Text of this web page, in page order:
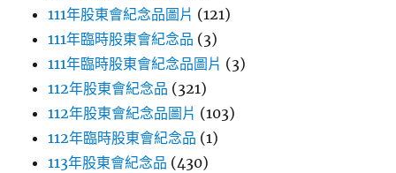
111年股東會紀念品圖片 (121)
111年臨時股東會紀念品 (3)
111年臨時股東會紀念品圖片 (3)
112年股東會紀念品 (321)
112年股東會紀念品圖片 (103)
112年臨時股東會紀念品 (1)
113年股東會紀念品 (430)